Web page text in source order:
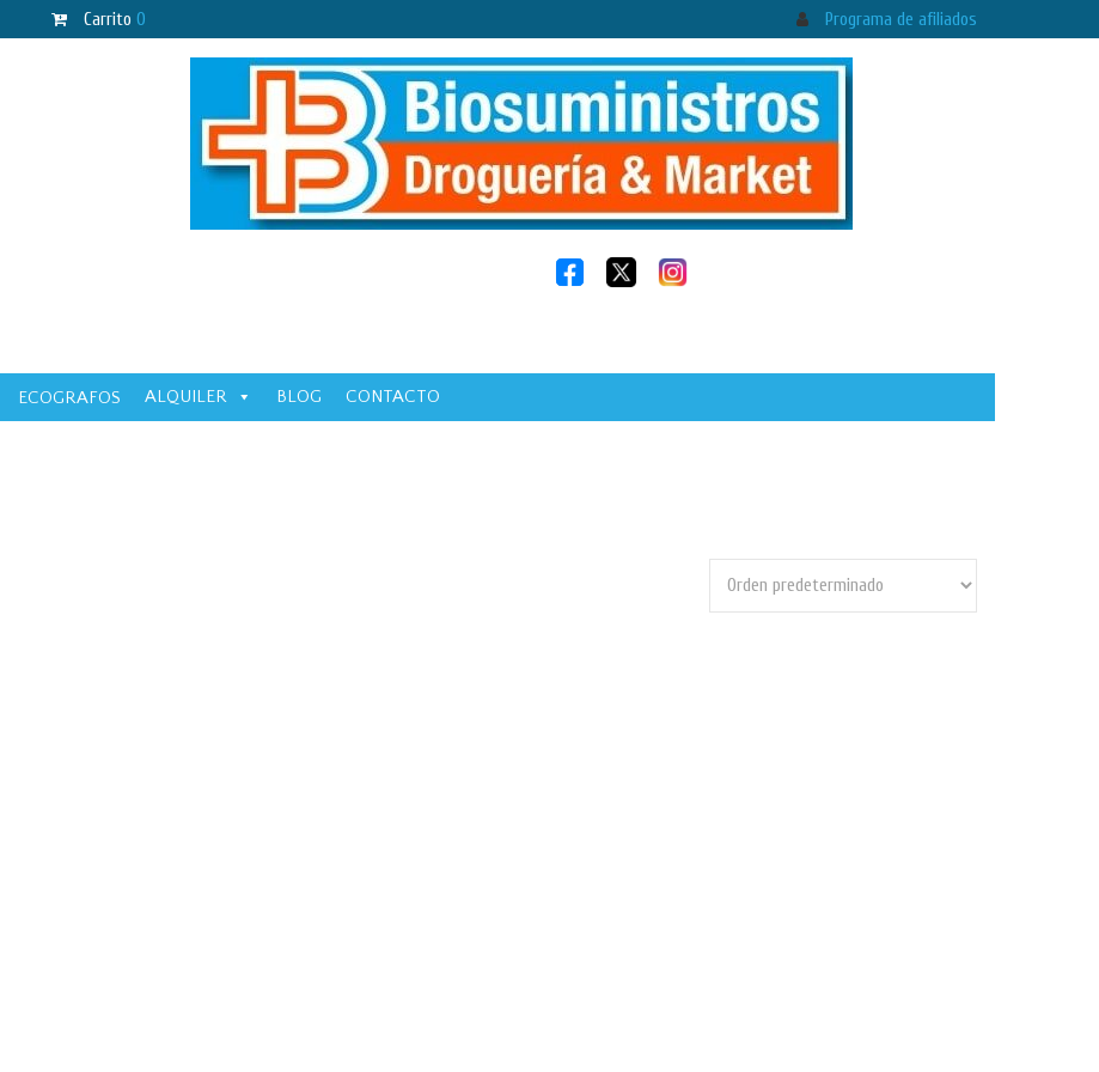
Carrito 0 Programa de afiliados
ECOGRAFOS ALQUILER BLOG CONTACTO